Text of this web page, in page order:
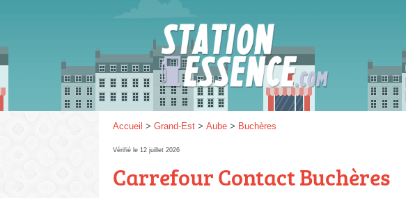
Accueil > Grand-Est > Aube > Buchères
Vérifié le 12 juillet 2026
Carrefour Contact Buchères
Gazole :
Disponible
SP 98 :
SP 95 :